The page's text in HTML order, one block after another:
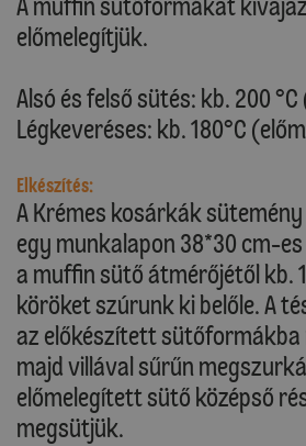
előmelegítjük.
Alsó és felső sütés: kb. 200
Légkeveréses: kb. 180°C
Elkészítés:
A Krémes kosárkák
egy munkalapon 38*30 cm-
a muffin sütő átmérőjétől kb.
köröket szúrunk ki belőle. A
az előkészített sütőformákba
majd villával sűrűn
előmelegített sütő középső
megsütjük.